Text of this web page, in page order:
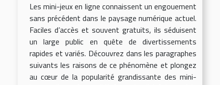
Les mini-jeux en ligne connaissent un engouement
sans précédent dans le paysage numérique actuel.
Faciles d’accès et souvent gratuits, ils séduisent
un large public en quête de divertissements
rapides et variés. Découvrez dans les paragraphes
suivants les raisons de ce phénomène et plongez
au cœur de la popularité grandissante des mini-